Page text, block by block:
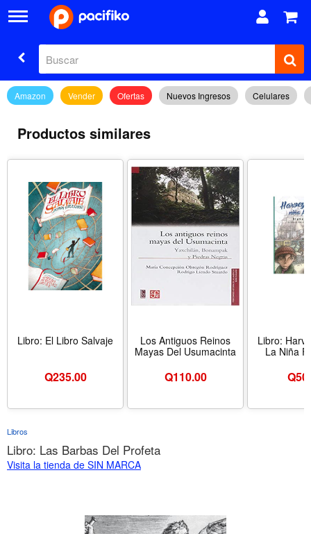
Amazon Vender Ofertas Nuevos Ingresos Celulares
Productos similares
Libro: El Libro Salvaje
Q235.00
Los Antiguos Reinos
Mayas Del Usumacinta
Q110.00
Libro:
La Niña
Q
Libros
Libro: Las Barbas Del Profeta
Visita la tienda de SIN MARCA